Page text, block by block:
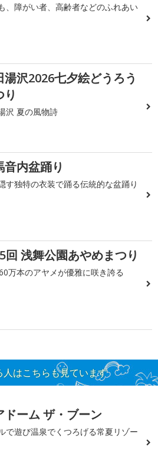
、障がい者、高齢者などのふれあい
湯沢2026七夕絵どうろう
り
沢 夏の風物詩
音内盆踊り
す独特の衣装で踊る伝統的な盆踊り
回 浅舞公園あやめまつり
万本のアヤメが優雅に咲き誇る
はこちらも見ています
ドーム ザ・ブーン
で遊び温泉でくつろげる常夏リゾー